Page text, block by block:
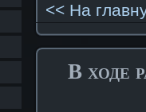
<< На
В ходе